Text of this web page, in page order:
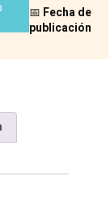
📅 Fecha de
publicación